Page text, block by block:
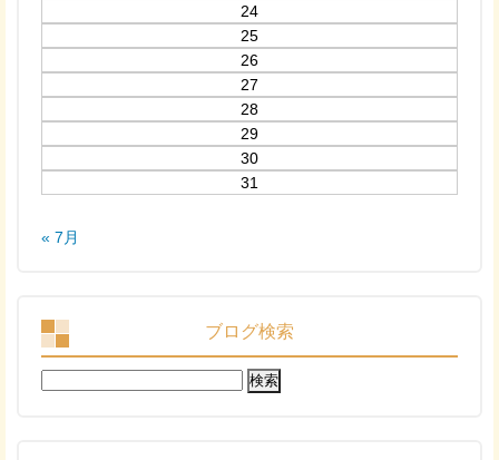
24
25
26
27
28
29
30
31
« 7月
ブログ検索
検
索: